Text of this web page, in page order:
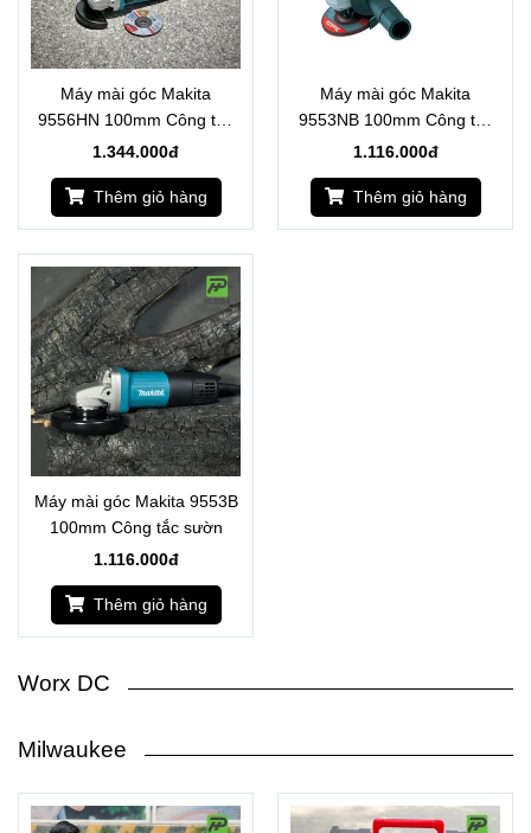
Máy mài góc Makita
9556HN 100mm Công tắc
sườn
1.344.000đ
Thêm giỏ hàng
Máy mài góc Makita
9553NB 100mm Công tắc
hông
1.116.000đ
Thêm giỏ hàng
Máy mài góc Makita 9553B
100mm Công tắc sườn
1.116.000đ
Thêm giỏ hàng
Worx DC
Milwaukee